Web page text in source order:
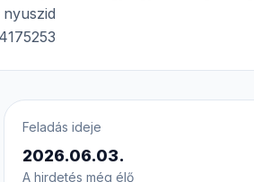
Feladás ideje
2026.06.03.
A hirdetés még élő